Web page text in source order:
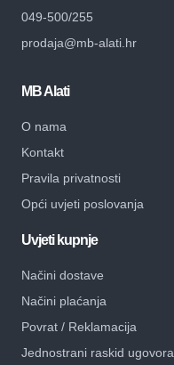
049-500/255
prodaja@mb-alati.hr
MB Alati
O nama
Kontakt
Pravila privatnosti
Opći uvjeti poslovanja
Uvjeti kupnje
Načini dostave
Načini plaćanja
Povrat / Reklamacija
Jednostrani raskid ugovora